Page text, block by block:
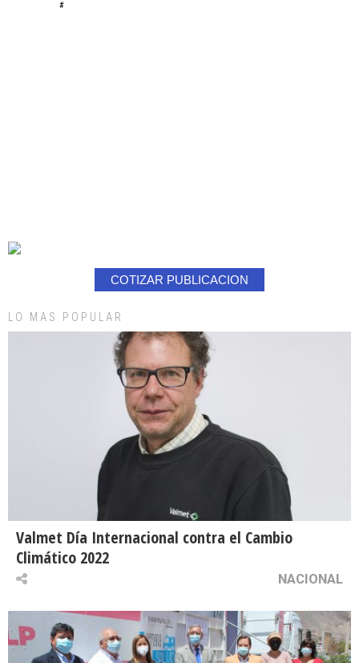
#
COTIZAR PUBLICACION
LO MAS POPULAR
Valmet Día Internacional contra el Cambio
Climático 2022
NACIONAL